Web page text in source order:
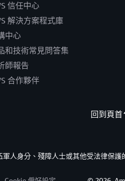
信任中心
解決方案程式庫
中心
和技術常見問答集
師報告
合作夥伴
回到頁首
人身分、殘障人士或其他受法律保